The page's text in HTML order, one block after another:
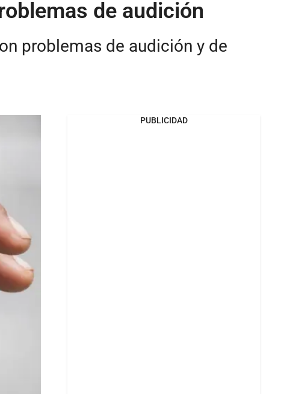
de audición
problemas de audición y de
PUBLICIDAD